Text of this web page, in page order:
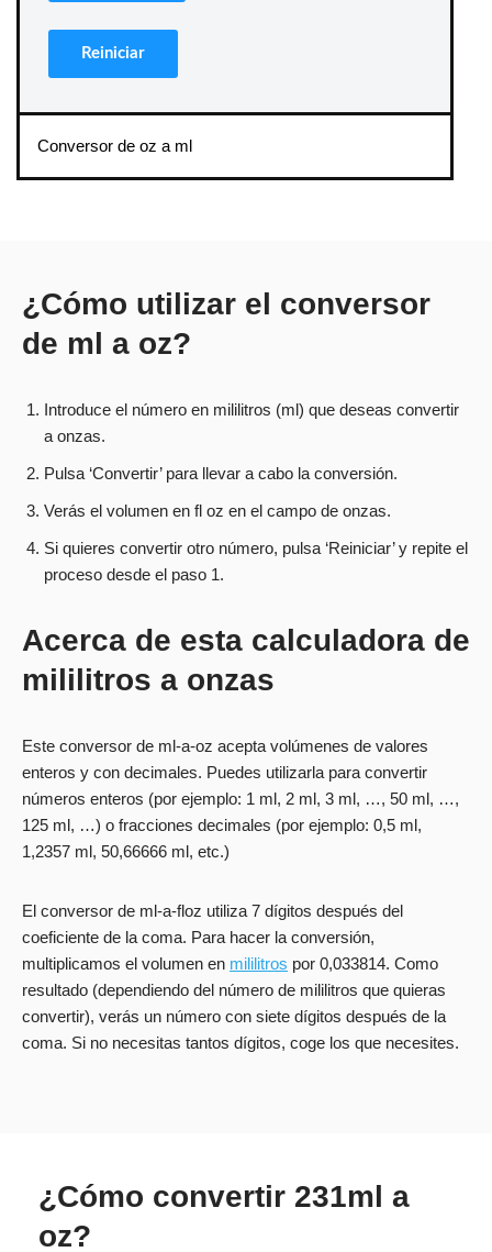
Conversor de oz a ml
¿Cómo utilizar el conversor
de ml a oz?
Introduce el número en mililitros (ml) que deseas convertir
a onzas.
Pulsa ‘Convertir’ para llevar a cabo la conversión.
Verás el volumen en fl oz en el campo de onzas.
Si quieres convertir otro número, pulsa ‘Reiniciar’ y repite el
proceso desde el paso 1.
Acerca de esta calculadora de
mililitros a onzas
Este conversor de ml-a-oz acepta volúmenes de valores
enteros y con decimales. Puedes utilizarla para convertir
números enteros (por ejemplo: 1 ml, 2 ml, 3 ml, …, 50 ml, …,
125 ml, …) o fracciones decimales (por ejemplo: 0,5 ml,
1,2357 ml, 50,66666 ml, etc.)
El conversor de ml-a-floz utiliza 7 dígitos después del
coeficiente de la coma. Para hacer la conversión,
multiplicamos el volumen en mililitros por 0,033814. Como
resultado (dependiendo del número de mililitros que quieras
convertir), verás un número con siete dígitos después de la
coma. Si no necesitas tantos dígitos, coge los que necesites.
¿Cómo convertir 231ml a
oz?